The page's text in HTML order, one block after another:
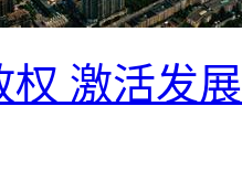
权 激活发